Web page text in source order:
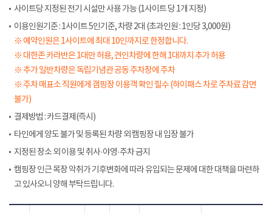
사이트당 지정된 전기 시설만 사용 가능 (1사이트 당 1개 지정)
이용인원기준 : 1사이트 5인기준, 차량 2대 (초과인원 : 1인당 3,000원)
※ 예약인원은 1사이트에 최대 10인까지로 한정합니다.
※ 대한존 카라반은 1대만 허용, 견인차량에 한해 1대까지 추가 허용
※ 추가 일반차량은 독립기념관 공동 주차장에 주차
※ 주차 매표소 직원에게 갬핑장 이용객 확인 필수 (하이패스 차로 주차료 감면
불가)
결제방법 : 카드결제(즉시)
타인에게 양도 불가 및 등록된 차량 외 캠핑장 내 입장 불가
지정된 장소 외 이용 및 취사·야영·주차 금지
캠핑장 인근 목장 악취가 기후변화에 따라 유입되는 문제에 대한 대책을 마련하
고 있사오니 양해 부탁드립니다.